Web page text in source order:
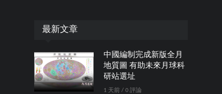
最新文章
中國編制完成新版全月
地質圖 有助未來月球科
研站選址
1 天前 / 0 評論